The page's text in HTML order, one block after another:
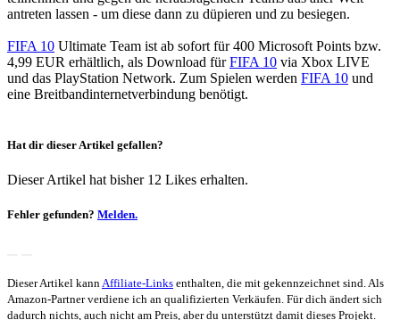
antreten lassen - um diese dann zu düpieren und zu besiegen.
FIFA 10 Ultimate Team ist ab sofort für 400 Microsoft Points bzw.
4,99 EUR erhältlich, als Download fürFIFA 10 via Xbox LIVE
und das PlayStation Network. Zum Spielen werden FIFA 10 und
eine Breitbandinternetverbindung benötigt.
Hat dir dieser Artikel gefallen?
Dieser Artikel hat bisher 12 Likes erhalten.
Fehler gefunden? Melden.
Dieser Artikel kann Affiliate-Links enthalten, die mit gekennzeichnet sind. Als
Amazon-Partner verdiene ich an qualifizierten Verkäufen. Für dich ändert sich
dadurch nichts, auch nicht am Preis, aber du unterstützt damit dieses Projekt.